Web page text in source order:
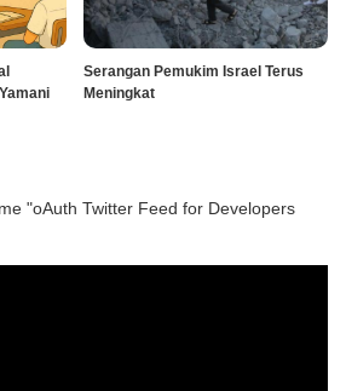
Serangan Pemukim Israel Terus
Meningkat
"oAuth Twitter Feed for Developers